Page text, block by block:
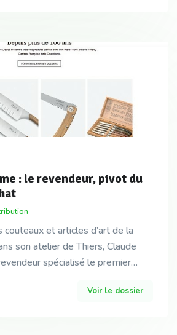
: le revendeur, pivot du
couteaux et articles d’art de la
son atelier de Thiers, Claude
spécialisé le premier
Voir le dossier